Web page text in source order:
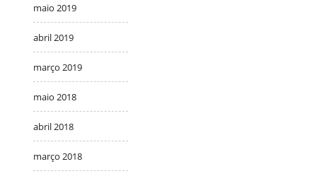
maio 2019
abril 2019
março 2019
maio 2018
abril 2018
março 2018